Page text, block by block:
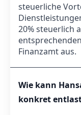
steuerliche
20% steuerlich
Finanzamt aus.
Wie kann
konkret